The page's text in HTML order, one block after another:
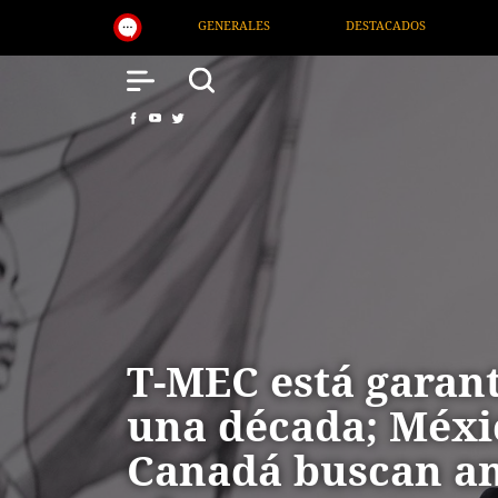
DESTACADOS NACIONAL SALUD
T-MEC está
una década;
Canadá buscan